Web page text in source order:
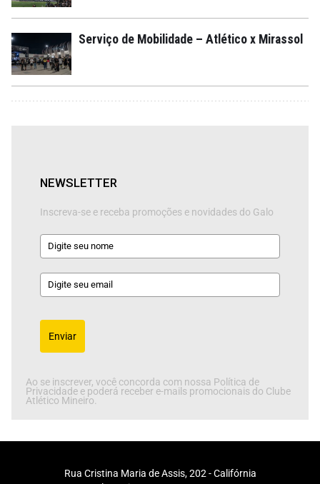
Serviço de Mobilidade – Atlético x Mirassol
NEWSLETTER
Inscreva-se e receba promoções e novidades do Galo
Enviar
Ao se inscrever, você concorda com nossa Política de
Privacidade e poderá receber e-mails promocionais do Clube
Atlético Mineiro.
Rua Cristina Maria de Assis, 202 - Califórnia